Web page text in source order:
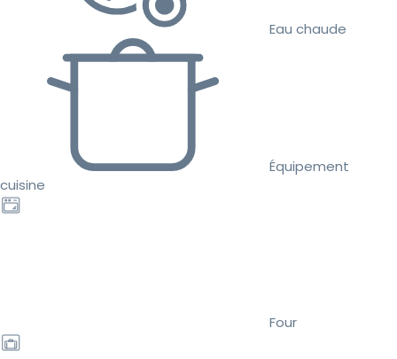
Eau chaude
Équipement
cuisine
Four